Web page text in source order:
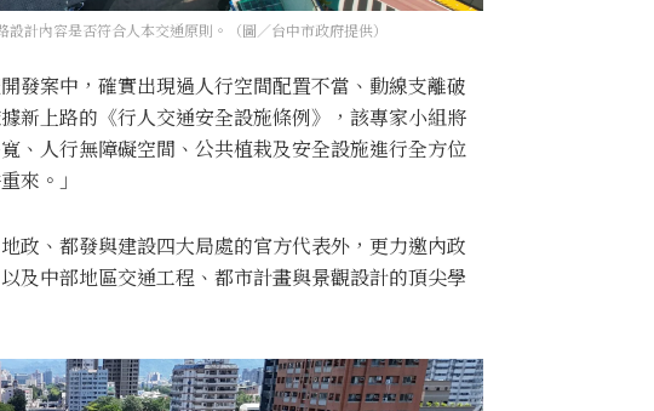
計內容是否符合人本交通原則。（圖／台中市政府提供）
發案中，確實出現過人行空間配置不當、動線支離破
新上路的《行人交通安全設施條例》，該專家小組將
、人行無障礙空間、公共植栽及安全設施進行全方位
來。」
政、都發與建設四大局處的官方代表外，更力邀內政
及中部地區交通工程、都市計畫與景觀設計的頂尖學